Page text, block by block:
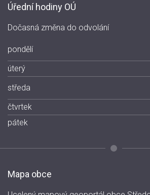
Úřední hodiny OÚ
Dočasná změna do odvolání
pondělí
úterý
středa
čtvrtek
pátek
Mapa obce